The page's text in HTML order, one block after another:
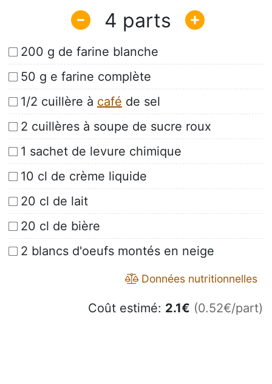
4
200 g de farine blanche
50 g e farine complète
1/2 cuillère à café de sel
2 cuillères à soupe de sucre roux
1 sachet de levure chimique
10 cl de crème liquide
20 cl de lait
20 cl de bière
2 blancs d'oeufs montés en neige
Données nutritionnelles
Coût estimé: 2.1€ (0.52€/part)